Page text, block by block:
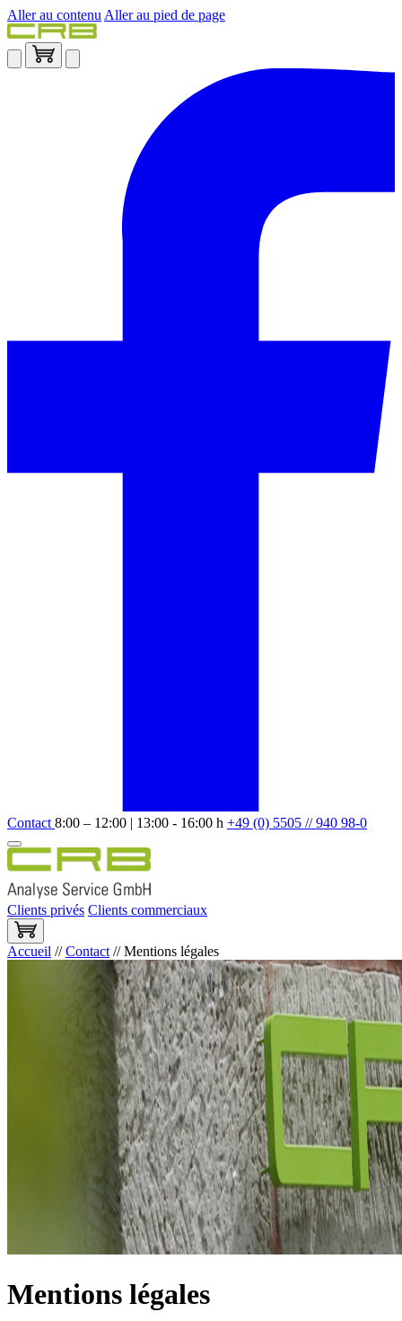
Aller au contenu Aller au pied de page
Contact 8:00 – 12:00 | 13:00 - 16:00 h +49 (0) 5505 // 940 98-0
Clients privés Clients commerciaux
Accueil //Contact //Mentions légales
Mentions légales